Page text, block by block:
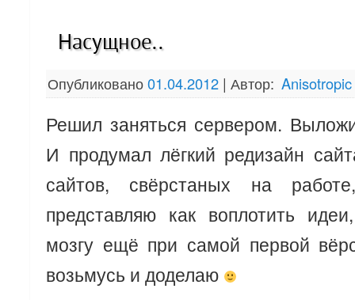
Насущное..
Опубликовано 01.04.2012 |Автор: Anisotropic
Решил заняться сервером.
И продумал лёгкий редизайн
сайтов, свёрстаных на
представляю как воплотить
мозгу ещё при самой первой
возьмусь и доделаю